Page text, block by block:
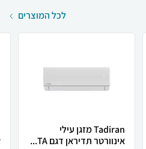
לכל המוצרים
Tadiran מזגן עילי
אינוורטר תדיראן דגם TA...